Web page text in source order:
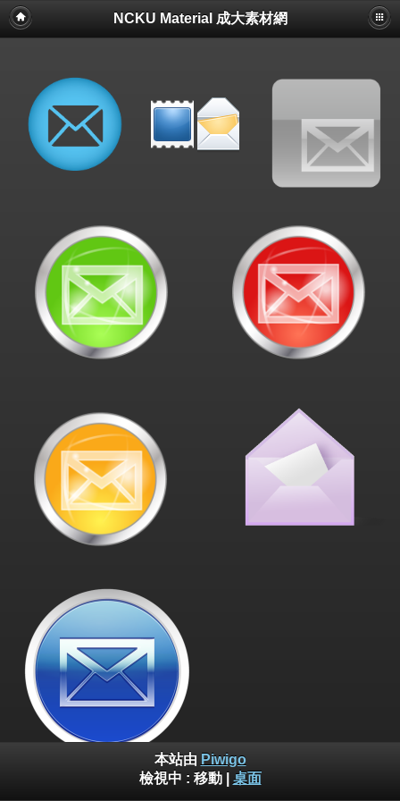
NCKU Material 成大素材網
本站由 Piwigo
檢視中 : 移動| 桌面